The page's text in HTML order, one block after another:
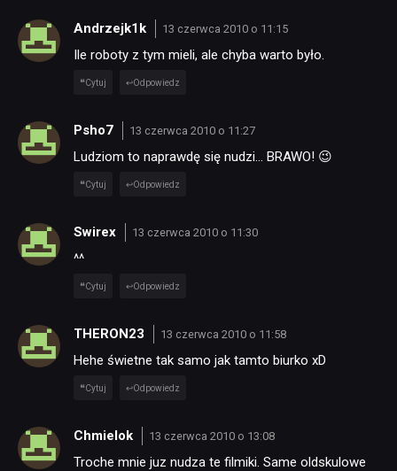
Andrzejk1k 13 czerwca 2010 o 11:15
Ile roboty z tym mieli, ale chyba warto było.
Cytuj Odpowiedz
Psho7 13 czerwca 2010 o 11:27
Ludziom to naprawdę się nudzi… BRAWO! 😉
Cytuj Odpowiedz
Swirex 13 czerwca 2010 o 11:30
^^
Cytuj Odpowiedz
THERON23 13 czerwca 2010 o 11:58
Hehe świetne tak samo jak tamto biurko xD
Cytuj Odpowiedz
Chmielok 13 czerwca 2010 o 13:08
Troche mnie juz nudza te filmiki. Same oldskulowe